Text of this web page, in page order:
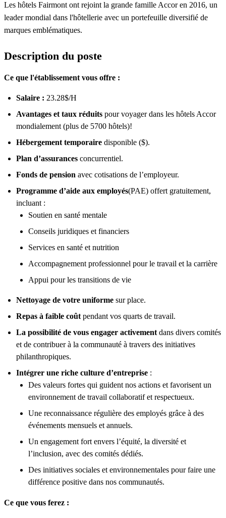
Les hôtels Fairmont ont rejoint la grande famille Accor en 2016, un
leader mondial dans l'hôtellerie avec un portefeuille diversifié de
marques emblématiques.
Description du poste
Ce que l'établissement vous offre :
Salaire : 23.28$/H
Avantages et taux réduits pour voyager dans les hôtels Accor
mondialement (plus de 5700 hôtels)!
Hébergement temporaire disponible ($).
Plan d’assurances concurrentiel.
Fonds de pension avec cotisations de l’employeur.
Programme d’aide aux employés(PAE) offert gratuitement,
incluant :
Soutien en santé mentale
Conseils juridiques et financiers
Services en santé et nutrition
Accompagnement professionnel pour le travail et la carrière
Appui pour les transitions de vie
Nettoyage de votre uniforme sur place.
Repas à faible coût pendant vos quarts de travail.
La possibilité de vous engager activement dans divers comités
et de contribuer à la communauté à travers des initiatives
philanthropiques.
Intégrer une riche culture d’entreprise :
Des valeurs fortes qui guident nos actions et favorisent un
environnement de travail collaboratif et respectueux.
Une reconnaissance régulière des employés grâce à des
événements mensuels et annuels.
Un engagement fort envers l’équité, la diversité et
l’inclusion, avec des comités dédiés.
Des initiatives sociales et environnementales pour faire une
différence positive dans nos communautés.
Ce que vous ferez :